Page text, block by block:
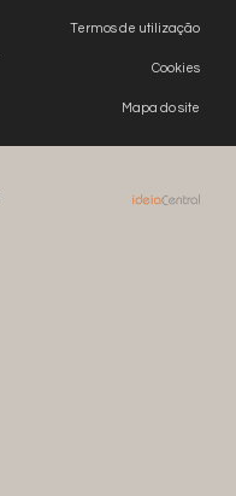
Termos de utilização
Cookies
Mapa do site